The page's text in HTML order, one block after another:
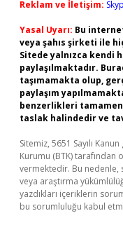
Reklam ve İletişim:
Yasal Uyarı: Bu
veya şahıs şirketi ile
Sitede yalnızca kendi
paylaşılmaktadır.
taşımamakta olup,
paylaşım
benzerlikleri
taslak halindedir ve
Sitemiz, 5651 Sayılı
Kurumu (BTK) tarafından
vermektedir. Bu
veya araştırma
yazdıkları içeriklerin
bu sorumluluğu kabul